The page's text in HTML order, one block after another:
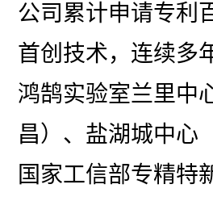
公司累计申请专利
首创技术，连续多
鸿鹄实验室兰里中
昌）、盐湖城中心
国家工信部专精特